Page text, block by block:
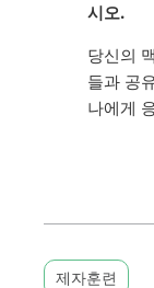
시오.
당신의
들과 공
나에게
제자훈련